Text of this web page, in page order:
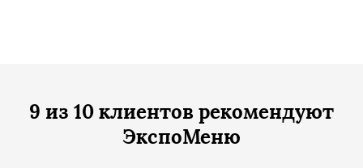
9 из 10 клиентов рекомендуют
ЭкспоМеню